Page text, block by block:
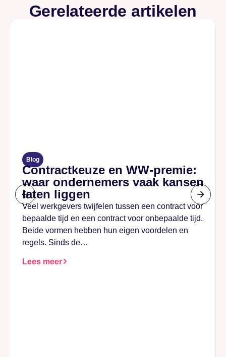
Gerelateerde artikelen
Blog
Contractkeuze en WW-premie:
waar ondernemers vaak kansen
laten liggen
Veel werkgevers twijfelen tussen een contract voor
bepaalde tijd en een contract voor onbepaalde tijd.
Beide vormen hebben hun eigen voordelen en
regels. Sinds de…
Lees meer